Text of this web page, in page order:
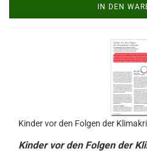
IN DEN
Kinder vor den Folgen der
Kinder vor den Folgen der